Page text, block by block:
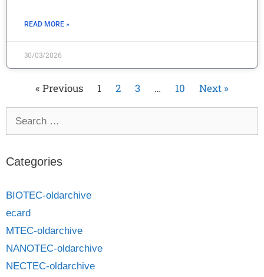
READ MORE »
30/03/2026
« Previous 1 2 3 … 10 Next »
Categories
BIOTEC-oldarchive
ecard
MTEC-oldarchive
NANOTEC-oldarchive
NECTEC-oldarchive